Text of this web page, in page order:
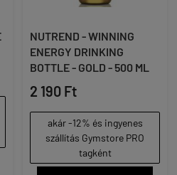
NUTREND - WINNING
ENERGY DRINKING
BOTTLE - GOLD - 500 ML
2 190 Ft
akár -12% és ingyenes
szállítás Gymstore PRO
tagként